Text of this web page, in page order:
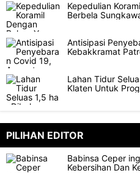
Kepedulian
Berbela
Antisipasi
Kebakkramat
Lahan Tidur
Klaten Untuk
PILIHAN EDITOR
Babinsa Ceper
Kebersihan Dan